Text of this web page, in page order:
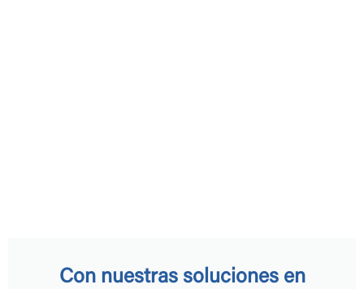
Con nuestras soluciones en